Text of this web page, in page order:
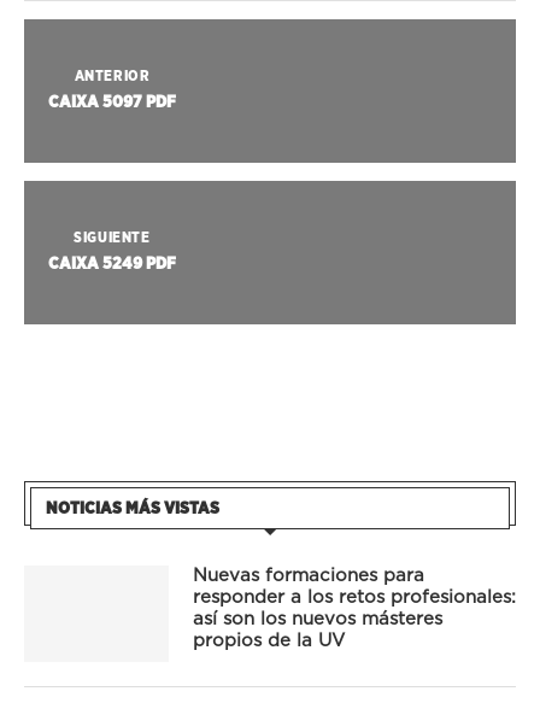
ANTERIOR
CAIXA 5097 PDF
SIGUIENTE
CAIXA 5249 PDF
NOTICIAS MÁS VISTAS
Nuevas formaciones para
responder a los retos profesionales:
así son los nuevos másteres
propios de la UV